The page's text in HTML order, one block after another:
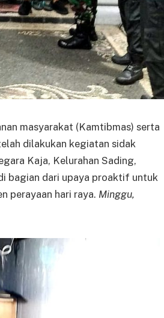
masyarakat (Kamtibmas) serta
dilakukan kegiatan sidak
Kaja, Kelurahan Sading,
bagian dari upaya proaktif untuk
perayaan hari raya. Minggu,